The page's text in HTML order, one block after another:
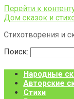
Перейти к
Дом сказок и
Стихотворения и
Поиск:
Народные
Авторские
Стихи